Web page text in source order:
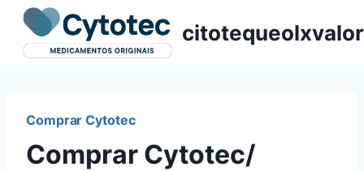
Pular
para
citotequeolxvalor
Comprar Cytotec
Comprar Cytotec/